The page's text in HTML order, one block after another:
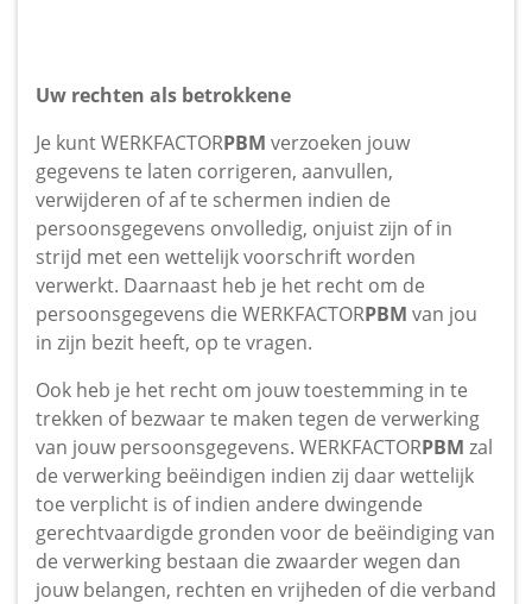
Uw rechten als betrokkene
Je kunt WERKFACTORPBM verzoeken jouw
gegevens te laten corrigeren, aanvullen,
verwijderen of af te schermen indien de
persoonsgegevens onvolledig, onjuist zijn of in
strijd met een wettelijk voorschrift worden
verwerkt. Daarnaast heb je het recht om de
persoonsgegevens die WERKFACTORPBM van jou
in zijn bezit heeft, op te vragen.
Ook heb je het recht om jouw toestemming in te
trekken of bezwaar te maken tegen de verwerking
van jouw persoonsgegevens. WERKFACTORPBM zal
de verwerking beëindigen indien zij daar wettelijk
toe verplicht is of indien andere dwingende
gerechtvaardigde gronden voor de beëindiging van
de verwerking bestaan die zwaarder wegen dan
jouw belangen, rechten en vrijheden of die verband